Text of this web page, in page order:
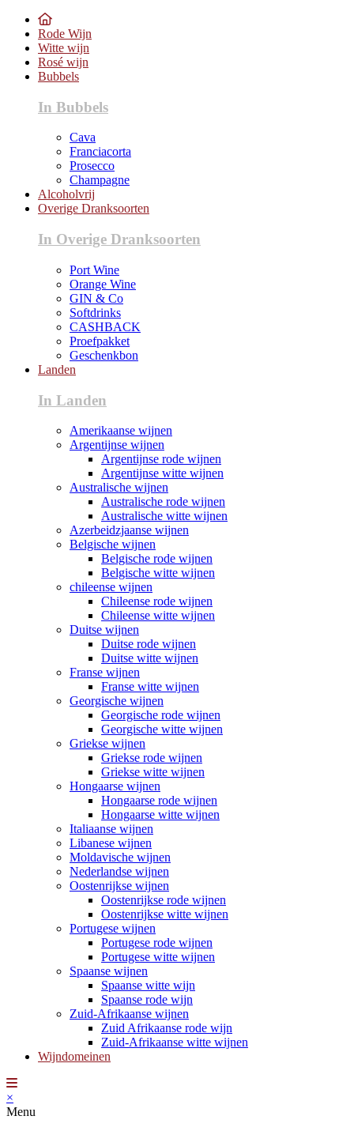
Rode Wijn
Witte wijn
Rosé wijn
Bubbels
In Bubbels
Cava
Franciacorta
Prosecco
Champagne
Alcoholvrij
Overige Dranksoorten
In Overige Dranksoorten
Port Wine
Orange Wine
GIN & Co
Softdrinks
CASHBACK
Proefpakket
Geschenkbon
Landen
In Landen
Amerikaanse wijnen
Argentijnse wijnen
Argentijnse rode wijnen
Argentijnse witte wijnen
Australische wijnen
Australische rode wijnen
Australische witte wijnen
Azerbeidzjaanse wijnen
Belgische wijnen
Belgische rode wijnen
Belgische witte wijnen
chileense wijnen
Chileense rode wijnen
Chileense witte wijnen
Duitse wijnen
Duitse rode wijnen
Duitse witte wijnen
Franse wijnen
Franse witte wijnen
Georgische wijnen
Georgische rode wijnen
Georgische witte wijnen
Griekse wijnen
Griekse rode wijnen
Griekse witte wijnen
Hongaarse wijnen
Hongaarse rode wijnen
Hongaarse witte wijnen
Italiaanse wijnen
Libanese wijnen
Moldavische wijnen
Nederlandse wijnen
Oostenrijkse wijnen
Oostenrijkse rode wijnen
Oostenrijkse witte wijnen
Portugese wijnen
Portugese rode wijnen
Portugese witte wijnen
Spaanse wijnen
Spaanse witte wijn
Spaanse rode wijn
Zuid-Afrikaanse wijnen
Zuid Afrikaanse rode wijn
Zuid-Afrikaanse witte wijnen
Wijndomeinen
×
Menu